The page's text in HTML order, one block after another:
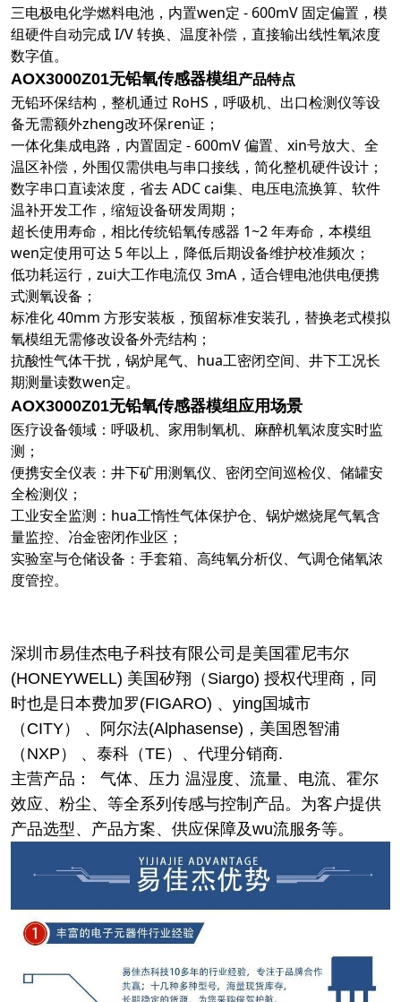
三电极电化学燃料电池，内置wen定 - 600mV 固定偏置，模
组硬件自动完成 I/V 转换、温度补偿，直接输出线性氧浓度
数字值。
AOX3000Z01无铅氧传感器模组产品特点
无铅环保结构，整机通过 RoHS，呼吸机、出口检测仪等设
备无需额外zheng改环保ren证；
一体化集成电路，内置固定 - 600mV 偏置、xin号放大、全
温区补偿，外围仅需供电与串口接线，简化整机硬件设计；
数字串口直读浓度，省去 ADC cai集、电压电流换算、软件
温补开发工作，缩短设备研发周期；
超长使用寿命，相比传统铅氧传感器 1~2 年寿命，本模组
wen定使用可达 5 年以上，降低后期设备维护校准频次；
低功耗运行，zui大工作电流仅 3mA，适合锂电池供电便携
式测氧设备；
标准化 40mm 方形安装板，预留标准安装孔，替换老式模拟
氧模组无需修改设备外壳结构；
抗酸性气体干扰，锅炉尾气、hua工密闭空间、井下工况长
期测量读数wen定。
AOX3000Z01无铅氧传感器模组应用场景
医疗设备领域：呼吸机、家用制氧机、麻醉机氧浓度实时监
测；
便携安全仪表：井下矿用测氧仪、密闭空间巡检仪、储罐安
全检测仪；
工业安全监测：hua工惰性气体保护仓、锅炉燃烧尾气氧含
量监控、冶金密闭作业区；
实验室与仓储设备：手套箱、高纯氧分析仪、气调仓储氧浓
度管控。
深圳市易佳杰电子科技有限公司是美国霍尼韦尔
(HONEYWELL) 美国矽翔（Siargo) 授权代理商，同
时也是日本费加罗(FIGARO) 、ying国城市
（CITY） 、阿尔法(Alphasense)，美国恩智浦
（NXP） 、泰科（TE）、代理分销商.
主营产品： 气体、压力 温湿度、流量、电流、霍尔
效应、粉尘、等全系列传感与控制产品。为客户提供
产品选型、产品方案、供应保障及wu流服务等。